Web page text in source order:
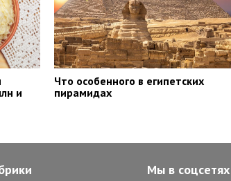
и
Что особенного в египетских
пирамидах
Мы в соцсетях